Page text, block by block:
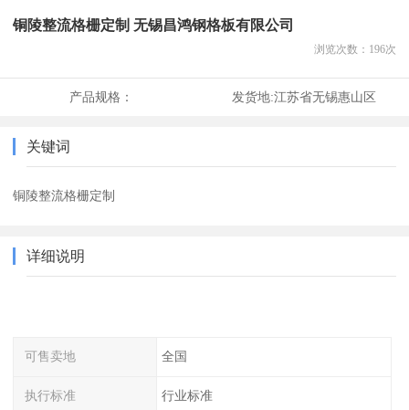
铜陵整流格栅定制 无锡昌鸿钢格板有限公司
浏览次数： 196次
产品规格： 发货地:江苏省无锡惠山区
关键词
铜陵整流格栅定制
详细说明
可售卖地 全国
执行标准 行业标准